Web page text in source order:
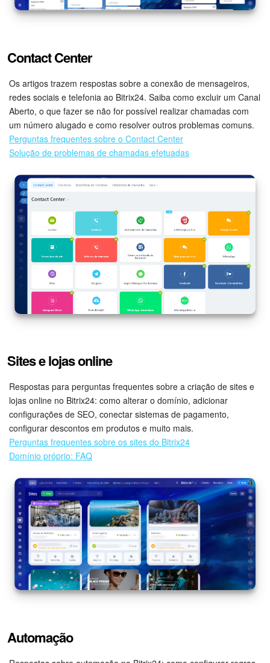
Contact Center
Os artigos trazem respostas sobre a conexão de mensageiros,
redes sociais e telefonia ao Bitrix24. Saiba como excluir um Canal
Aberto, o que fazer se não for possível realizar chamadas com
um número alugado e como resolver outros problemas comuns.
Perguntas frequentes sobre o Contact Center
Solução de problemas de chamadas efetuadas
Sites e lojas online
Respostas para perguntas frequentes sobre a criação de sites e
lojas online no Bitrix24: como alterar o domínio, adicionar
configurações de SEO, conectar sistemas de pagamento,
configurar descontos em produtos e muito mais.
Perguntas frequentes sobre os sites do Bitrix24
Domínio próprio: FAQ
Automação